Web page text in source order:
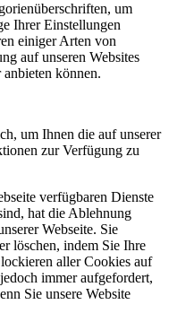
um
Ihrer Einstellungen
einiger Arten von
auf unseren Websites
können.
um Ihnen die auf unserer
zur Verfügung zu
verfügbaren Dienste
hat die Ablehnung
Webseite. Sie
löschen, indem Sie Ihre
aller Cookies auf
immer aufgefordert,
Sie unsere Website